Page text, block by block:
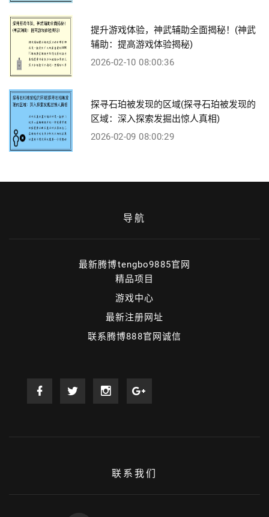
提升游戏体验，神武辅助全面揭秘！(神武
辅助：提高游戏体验揭秘)
2026-02-10 08:00:36
探寻石珀被发现的区域(探寻石珀被发现的
区域：深入探索发掘出惊人真相)
2026-02-09 08:00:29
导航
最新腾博tengbo9885官网
精品项目
游戏中心
最新注册网址
联系腾博888官网诚信
联系我们